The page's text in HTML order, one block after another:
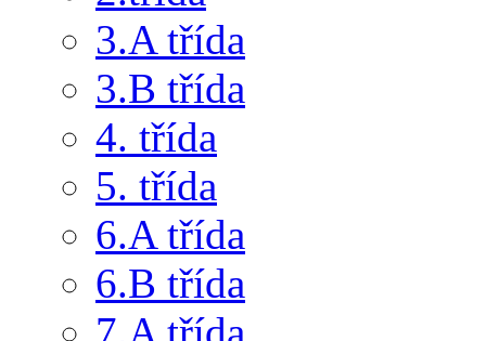
3.A třída
3.B třída
4. třída
5. třída
6.A třída
6.B třída